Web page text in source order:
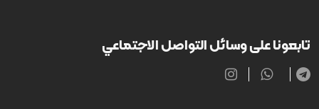
تابعونا على وسائل التواصل الاجتماعي